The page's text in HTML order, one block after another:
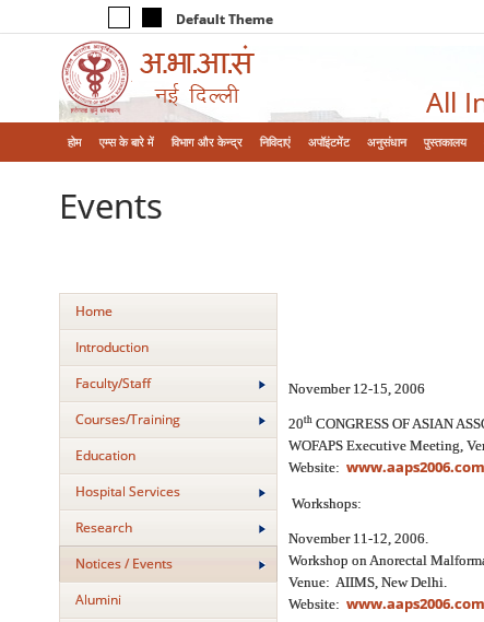
Default Theme
All
होम एम्‍स के बारे में विभाग और केन्‍द्र निविदाएं अपॉइंटमेंट अनुसंधान पुस्तकालय
Events
Home
Introduction
Faculty/Staff
Courses/Training
Education
Hospital Services
Research
Notices / Events
Alumini
November 12-15, 2006
20thCONGRESS OF ASIAN
WOFAPS Executive Meeting,
Website: www.aaps2006.com
Workshops:
November 11-12, 2006.
Workshop on Anorectal
Venue: AIIMS, New Delhi.
Website: www.aaps2006.com